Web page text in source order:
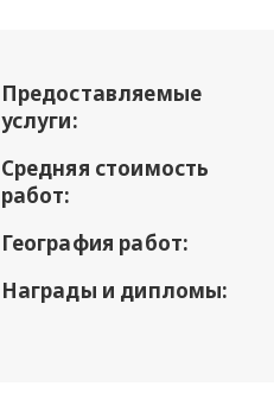
Предоставляемые
услуги:
Средняя стоимость
работ:
География работ:
Награды и дипломы: